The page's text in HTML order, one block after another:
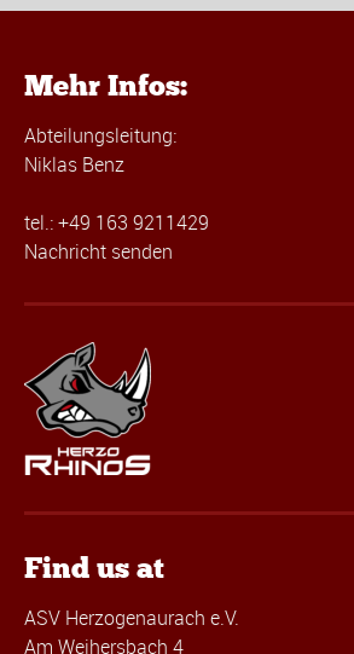
Mehr Infos:
Abteilungsleitung:
Niklas Benz
tel.: +49 163 9211429
Nachricht senden
Find us at
ASV Herzogenaurach e.V.
Am Weihersbach 4